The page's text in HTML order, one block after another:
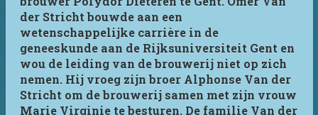
der Stricht bouwde aan een
wetenschappelijke carrière in de
geneeskunde aan de Rijksuniversiteit Gent en
wou de leiding van de brouwerij niet op zich
nemen. Hij vroeg zijn broer Alphonse Van der
Stricht om de brouwerij samen met zijn vrouw
Marie Virginie te besturen. De familie Van der